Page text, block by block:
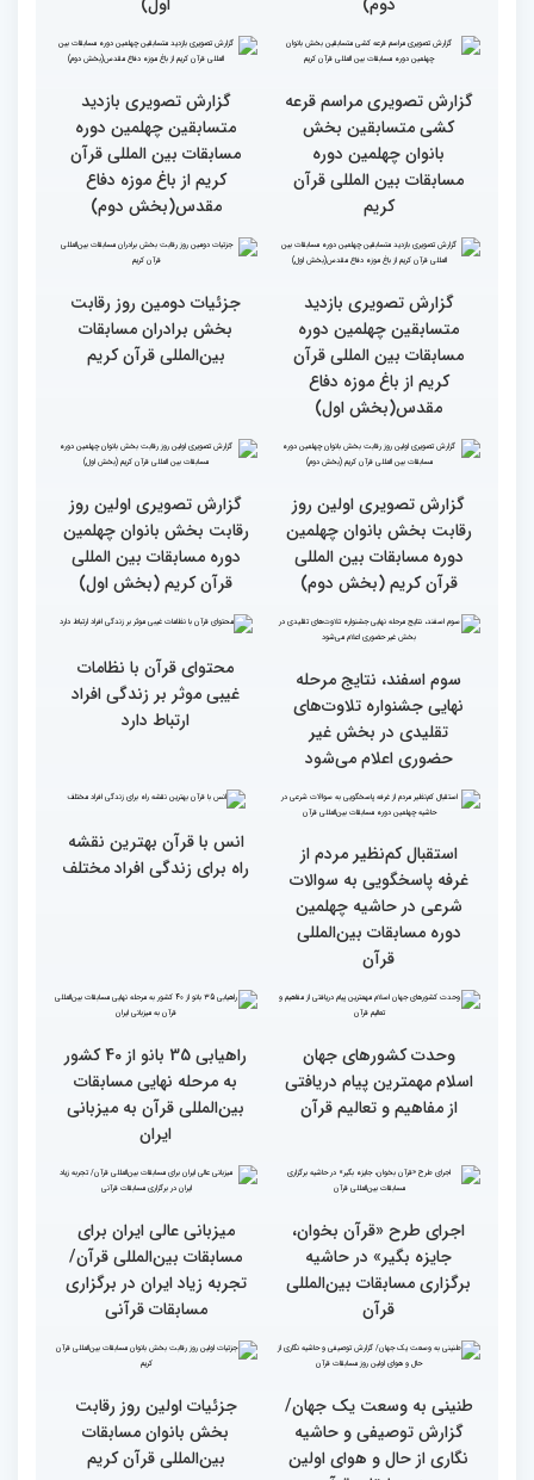
رقابت بخش برادران
چهلمین دوره مسابقات
بین‌المللی قرآن کریم(بخش
دوم)
رقابت بخش برادران
چهلمین دوره مسابقات
بین‌المللی قرآن کریم(بخش
اول)
کشی متسابقین بخش
بانوان چهلمین دوره
مسابقات بین المللی قرآن
کریم
متسابقین چهلمین دوره
مسابقات بین المللی قرآن
کریم از باغ موزه دفاع
متسابقین چهلمین دوره
مسابقات بین المللی قرآن
کریم از باغ موزه دفاع
مقدس(بخش اول)
بخش برادران مسابقات
بین‌المللی قرآن کریم
گزارش تصویری اولین روز
رقابت بخش بانوان چهلمین
دوره مسابقات بین المللی
قرآن کریم (بخش دوم)
گزارش تصویری اولین روز
رقابت بخش بانوان چهلمین
دوره مسابقات بین المللی
سوم اسفند، نتایج مرحله
نهایی جشنواره تلاوت‌های
تقلیدی در بخش غیر
حضوری اعلام می‌شود
محتوای قرآن با نظامات
غیبی موثر بر زندگی افراد
غرفه پاسخگویی به سوالات
شرعی در حاشیه چهلمین
دوره مسابقات بین‌المللی
انس با قرآن بهترین نقشه
راه برای زندگی افراد مختلف
وحدت کشورهای جهان
اسلام مهمترین پیام دریافتی
از مفاهیم و تعالیم قرآن
راهیابی 35 بانو از 40 کشور
به مرحله نهایی مسابقات
بین‌المللی قرآن به میزبانی
ایران
اجرای طرح «قرآن بخوان،
جایزه بگیر» در حاشیه
برگزاری مسابقات بین‌المللی
میزبانی عالی ایران برای
مسابقات بین‌المللی قرآن/
تجربه زیاد ایران در برگزاری